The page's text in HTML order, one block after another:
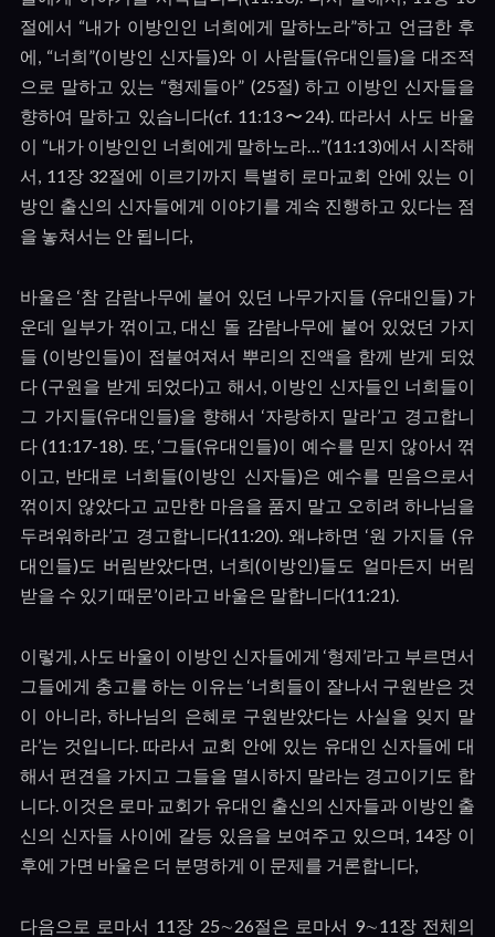
절에서 “내가 이방인인 너희에게 말하노라”하고 언급한 후
에, “너희”(이방인 신자들)와 이 사람들(유대인들)을 대조적
으로 말하고 있는 “형제들아” (25절) 하고 이방인 신자들을
향하여 말하고 있습니다(cf. 11:13 〜 24). 따라서 사도 바울
이 “내가 이방인인 너희에게 말하노라…”(11:13)에서 시작해
서, 11장 32절에 이르기까지 특별히 로마교회 안에 있는 이
방인 출신의 신자들에게 이야기를 계속 진행하고 있다는 점
을 놓쳐서는 안 됩니다,
바울은‘참 감람나무에 붙어 있던 나무가지들 (유대인들) 가
운데 일부가 꺾이고,대신 돌 감람나무에 붙어 있었던 가지
들 (이방인들)이 접붙여져서 뿌리의 진액을 함께 받게 되었
다(구원을 받게 되었다)고 해서, 이방인 신자들인 너희들이
그 가지들(유대인들)을 향해서 ‘자랑하지 말라’고 경고합니
다(11:17-18). 또, ‘그들(유대인들)이 예수를 믿지 않아서 꺾
이고, 반대로 너희들(이방인 신자들)은 예수를 믿음으로서
꺾이지 않았다고 교만한 마음을 품지 말고 오히려 하나님을
두려워하라’고 경고합니다(11:20).왜냐하면 ‘원 가지들(유
대인들) 도 버림받았다면, 너희(이방인)들도 얼마든지 버림
받을 수 있기 때문’이라고 바울은 말합니다(11:21).
이렇게,사도 바울이 이방인 신자들에게 ‘형제’라고 부르면서
그들에게 충고를 하는 이유는‘너희들이 잘나서 구원받은 것
이 아니라, 하나님의 은혜로 구원받았다는 사실을 잊지 말
라’는 것입니다. 따라서 교회 안에 있는 유대인 신자들에 대
해서 편견을 가지고 그들을 멸시하지 말라는 경고이기도 합
니다. 이것은 로마 교회가 유대인 출신의 신자들과 이방인 출
신의 신자들 사이에 갈등 있음을 보여주고 있으며, 14장 이
후에 가면 바울은 더 분명하게 이 문제를 거론합니다,
다음으로 로마서 11장 25∼26절은 로마서 9∼11장 전체의